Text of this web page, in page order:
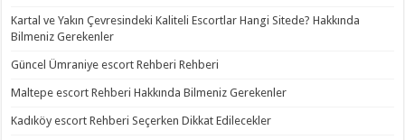
Kartal ve Yakın Çevresindeki Kaliteli Escortlar Hangi Sitede? Hakkında
Bilmeniz Gerekenler
Güncel Ümraniye escort Rehberi Rehberi
Maltepe escort Rehberi Hakkında Bilmeniz Gerekenler
Kadıköy escort Rehberi Seçerken Dikkat Edilecekler